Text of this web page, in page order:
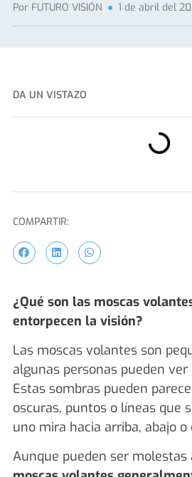
Por FUTURO VISIÓN 1 de abril del
DA UN VISTAZO
COMPARTIR:
¿Qué son las moscas
entorpecen la visión?
Las moscas volantes son
algunas personas pueden
Estas sombras pueden
oscuras, puntos o líneas que
uno mira hacia arriba, abajo o
Aunque pueden ser molestas